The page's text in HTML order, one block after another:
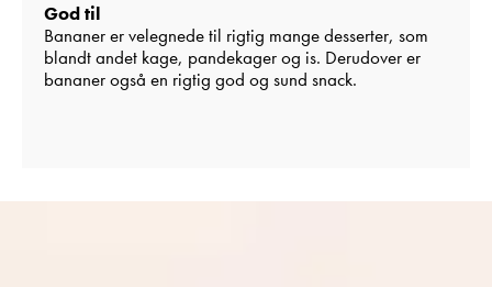
God til
Bananer er velegnede til rigtig mange desserter, som
blandt andet kage, pandekager og is. Derudover er
bananer også en rigtig god og sund snack.